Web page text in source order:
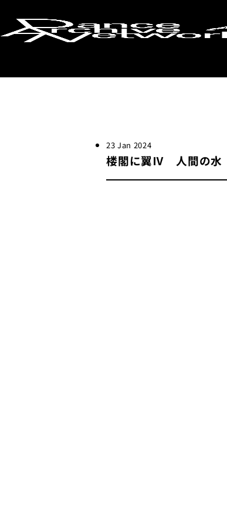
23 Jan 2024
楼閣に翼Ⅳ 人間の水